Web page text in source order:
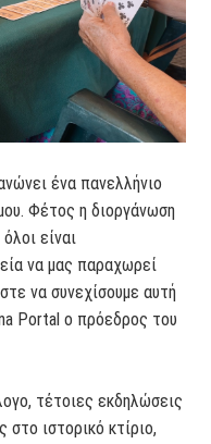
ένα πανελλήνιο
Φέτος η διοργάνωση
είναι
να μας παραχωρεί
να συνεχίσουμε αυτή
Portal ο πρόεδρος του
τέτοιες εκδηλώσεις
στο ιστορικό κτίριο,